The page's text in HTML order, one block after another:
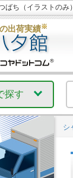
ばち（イラストの
出荷実績※
探す
シ